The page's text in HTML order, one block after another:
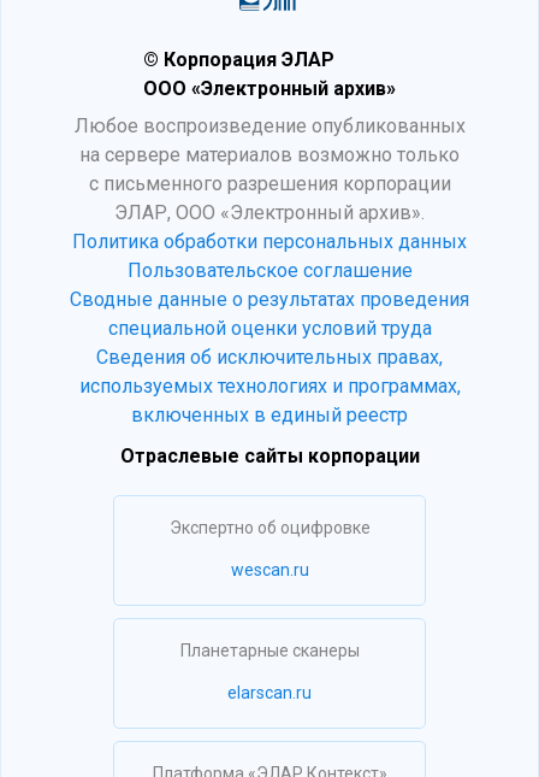
© Корпорация ЭЛАР
ООО «Электронный архив»
Любое воспроизведение опубликованных
на сервере материалов возможно только
с письменного разрешения корпорации
ЭЛАР, ООО «Электронный архив».
Политика обработки персональных данных
Пользовательское соглашение
Сводные данные о результатах проведения
специальной оценки условий труда
Сведения об исключительных правах,
используемых технологиях и программах,
включенных в единый реестр
Отраслевые сайты корпорации
Экспертно об оцифровке
wescan.ru
Планетарные сканеры
elarscan.ru